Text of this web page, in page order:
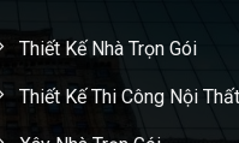
Thiết Kế Nhà Trọn Gói
Thiết Kế Thi Công Nội Thất